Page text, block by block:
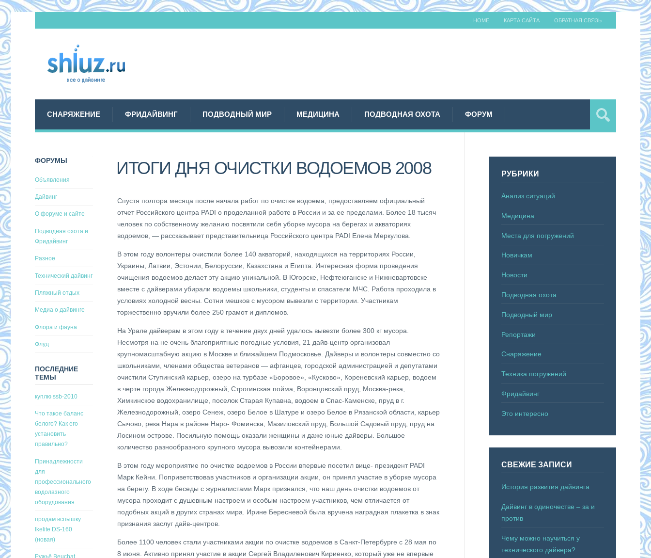
HOME КАРТА САЙТА ОБРАТНАЯ СВЯЗЬ
СНАРЯЖЕНИЕ ФРИДАЙВИНГ ПОДВОДНЫЙ МИР МЕДИЦИНА ПОДВОДНАЯ ОХОТА ФОРУМ
ИТОГИ ДНЯ ОЧИСТКИ ВОДОЕМОВ 2008
Спустя полтора месяца после начала работ по очистке водоема, предоставляем официальный
отчет Российского центра PADI о проделанной работе в России и за ее пределами. Более 18 тысяч
человек по собственному желанию посвятили себя уборке мусора на берегах и акваториях
водоемов, — рассказывает представительница Российского центра PADI Елена Меркулова.
В этом году волонтеры очистили более 140 акваторий, находящихся на территориях России,
Украины, Латвии, Эстонии, Белоруссии, Казахстана и Египта. Интересная форма проведения
очищения водоемов делает эту акцию уникальной. В Югорске, Нефтеюганске и Нижневартовске
вместе с дайверами убирали водоемы школьники, студенты и спасатели МЧС. Работа проходила в
условиях холодной весны. Сотни мешков с мусором вывезли с территории. Участникам
торжественно вручили более 250 грамот и дипломов.
На Урале дайверам в этом году в течение двух дней удалось вывезти более 300 кг мусора.
Несмотря на не очень благоприятные погодные условия, 21 дайв-центр организовал
крупномасштабную акцию в Москве и ближайшем Подмосковье. Дайверы и волонтеры совместно со
школьниками, членами общества ветеранов — афганцев, городской администрацией и депутатами
очистили Ступинский карьер, озеро на турбазе «Боровое», «Кусково», Кореневский карьер, водоем
в черте города Железнодорожный, Строгинская пойма, Воронцовский пруд, Москва-река,
Химкинское водохранилище, поселок Старая Купавна, водоем в Спас-Каменске, пруд в г.
Железнодорожный, озеро Сенеж, озеро Белое в Шатуре и озеро Белое в Рязанской области, карьер
Сычово, река Нара в районе Наро- Фоминска, Мазиловский пруд, Большой Садовый пруд, пруд на
Лосином острове. Посильную помощь оказали женщины и даже юные дайверы. Большое
количество разнообразного крупного мусора вывозили контейнерами.
В этом году мероприятие по очистке водоемов в России впервые посетил вице- президент PADI
Марк Кейни. Поприветствовав участников и организации акции, он принял участие в уборке мусора
на берегу. В ходе беседы с журналистами Марк признался, что наш день очистки водоемов от
мусора проходит с душевным настроем и особым настроем участников, чем отличается от
подобных акций в других странах мира. Ирине Бересневой была вручена наградная плакетка в знак
признания заслуг дайв-центров.
Более 1100 человек стали участниками акции по очистке водоемов в Санкт-Петербурге с 28 мая по
8 июня. Активно принял участие в акции Сергей Владиленович Кириенко, который уже не впервые
ФОРУМЫ
Объявления
Дайвинг
О форуме и сайте
Подводная охота и
Фридайвинг
Разное
Технический дайвинг
Пляжный отдых
Медиа о дайвинге
Флора и фауна
Флуд
ПОСЛЕДНИЕ
ТЕМЫ
куплю ssb-2010
Что такое баланс
белого? Как его
установить
правильно?
Принадлежности
для
профессионального
водолазного
оборудования
продам вспышку
Ikelite DS-160
(новая)
РУБРИКИ
Анализ ситуаций
Медицина
Места для погружений
Новичкам
Новости
Подводная охота
Подводный мир
Репортажи
Снаряжение
Техника погружений
Фридайвинг
Это интересно
СВЕЖИЕ ЗАПИСИ
История развития дайвинга
Дайвинг в одиночестве – за и
против
Чему можно научиться у
технического дайвера?